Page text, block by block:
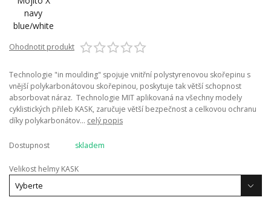
Ohodnotit produkt
Technologie "in moulding" spojuje vnitřní polystyrenovou skořepinu s
vnější polykarbonátovou skořepinou, poskytuje tak větší schopnost
absorbovat náraz. Technologie MIT aplikovaná na všechny modely
cyklistických přileb KASK, zaručuje větší bezpečnost a celkovou ochranu
díky polykarbonátov... celý popis
Dostupnost skladem
Velikost helmy KASK